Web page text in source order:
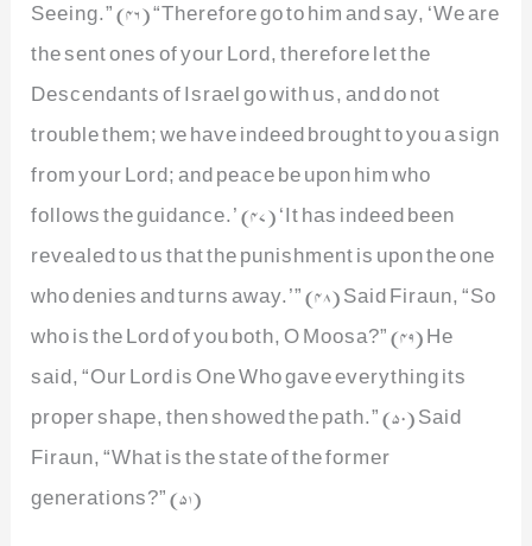
Seeing.” (46) “Therefore go to him and say, ‘We are
the sent ones of your Lord, therefore let the
Descendants of Israel go with us, and do not
trouble them; we have indeed brought to you a sign
from your Lord; and peace be upon him who
follows the guidance.’ (47) ‘It has indeed been
revealed to us that the punishment is upon the one
who denies and turns away.’” (48) Said Firaun, “So
who is the Lord of you both, O Moosa?” (49) He
said, “Our Lord is One Who gave everything its
proper shape, then showed the path.” (50) Said
Firaun, “What is the state of the former
generations?” (51)